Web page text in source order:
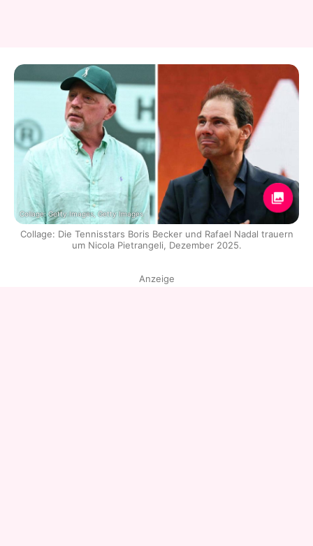
Collage: Getty Images, Getty Images
Collage: Die Tennisstars Boris Becker und Rafael Nadal trauern
um Nicola Pietrangeli, Dezember 2025.
Anzeige